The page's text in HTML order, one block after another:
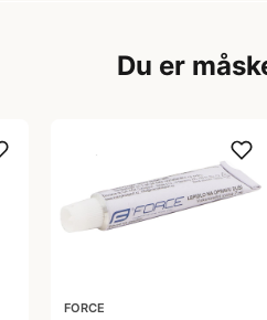
Du er
FORCE